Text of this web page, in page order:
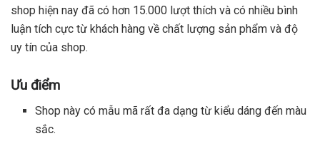
shop hiện nay đã có hơn 15.000 lượt thích và có nhiều bình
luận tích cực từ khách hàng về chất lượng sản phẩm và độ
uy tín của shop.
Ưu điểm
Shop này có mẫu mã rất đa dạng từ kiểu dáng đến màu
sắc.